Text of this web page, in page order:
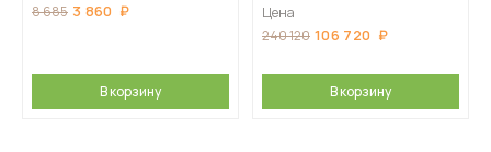
8 685 3 860
В корзину
Цена
240 120 106 720
В корзину